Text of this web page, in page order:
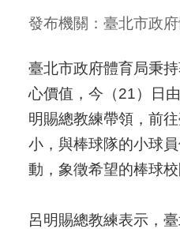
發布機關：臺北市政
臺北市政府體育局秉
心價值，今（21）日
明賜總教練帶領，前
小，與棒球隊的小球
動，象徵希望的棒球
呂明賜總教練表示，